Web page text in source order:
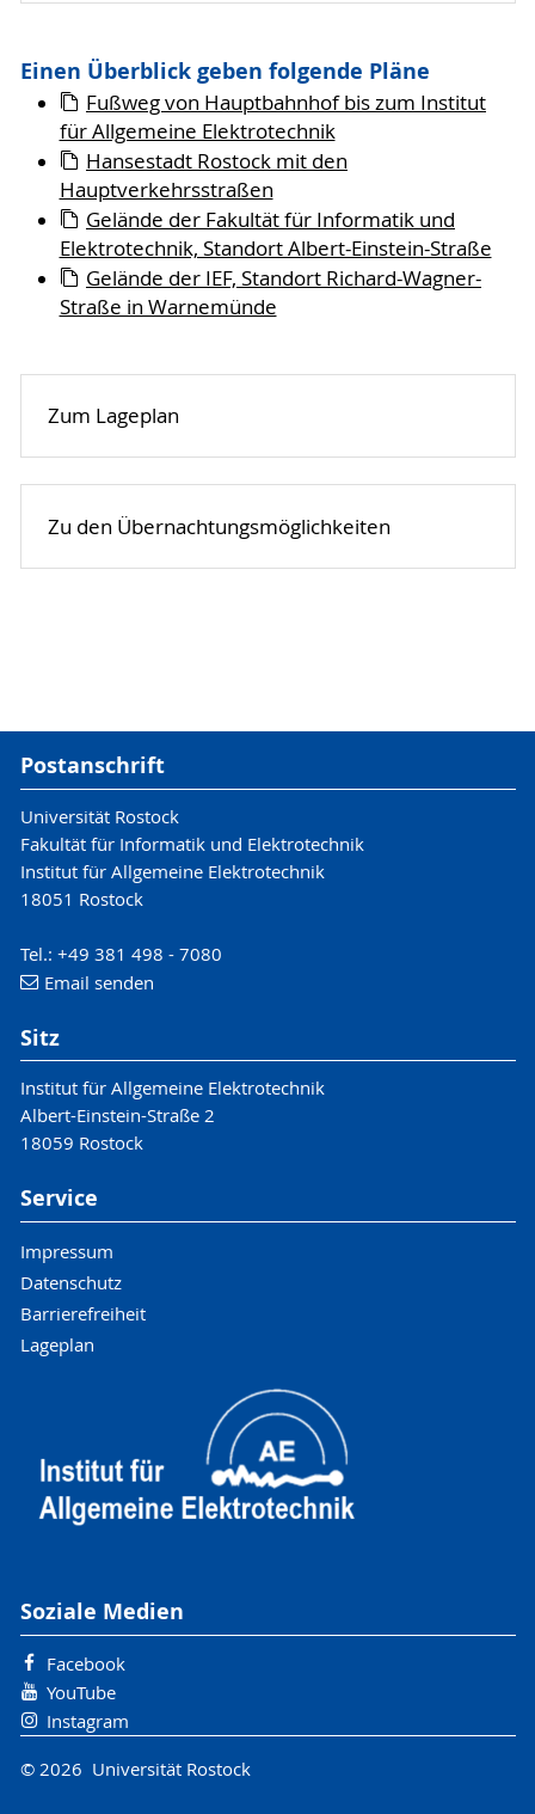
Einen Überblick geben folgende Pläne
Fußweg von Hauptbahnhof bis zum Institut
für Allgemeine Elektrotechnik
Hansestadt Rostock mit den
Hauptverkehrsstraßen
Gelände der Fakultät für Informatik und
Elektrotechnik, Standort Albert-Einstein-Straße
Gelände der IEF, Standort Richard-Wagner-
Straße in Warnemünde
Zum Lageplan
Zu den Übernachtungsmöglichkeiten
Postanschrift
Universität Rostock
Fakultät für Informatik und Elektrotechnik
Institut für Allgemeine Elektrotechnik
18051 Rostock
Tel.: +49 381 498 - 7080
Email senden
Sitz
Institut für Allgemeine Elektrotechnik
Albert-Einstein-Straße 2
18059 Rostock
Service
Impressum
Datenschutz
Barrierefreiheit
Lageplan
Soziale Medien
Facebook
YouTube
Instagram
© 2026 Universität Rostock